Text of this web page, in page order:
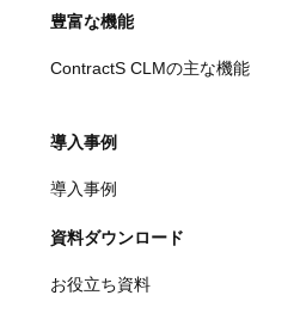
豊富な機能
ContractS CLMの主な機能
導入事例
導入事例
資料ダウンロード
お役立ち資料